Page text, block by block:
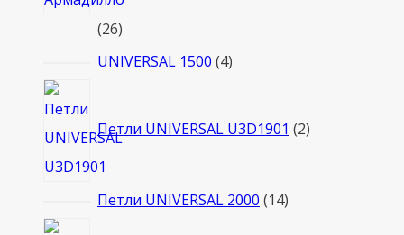
2626
товаров
UNIVERSAL 1500 44
Петли UNIVERSAL U3D1901 2товара
Петли UNIVERSAL 2000 1414